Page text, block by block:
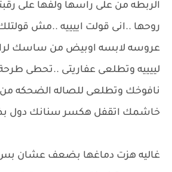
الربطه من على راسها ولفها على
روحها ..انى قولت اييييه ..مش قولتلك
عروسه لابسه اوبيض من ساسك
لييييه وتطلعى عفاريتى ..تحطى
نافوخك وتطلعى للصاله الضحكه من
خاشمك اتقفل هكسر سنانك دول
غاليه هزت دماغها بضعف عشان بس